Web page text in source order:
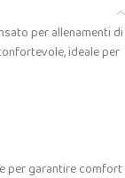
per allenamenti di
ideale per
per garantire comfort